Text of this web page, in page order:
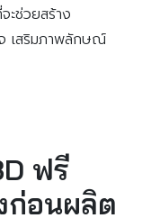
ะช่วยสร้าง
จ เสริมภาพลักษณ์
ฟรี
ก่อนผลิต